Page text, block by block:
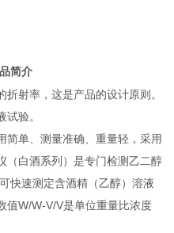
简介
射率，这是产品的设计原则。
验。
简单、测量准确、重量轻，采用
（白酒系列）是专门检测乙二醇
快速测定含酒精（乙醇）溶液
值W/W-V/V是单位重量比浓度